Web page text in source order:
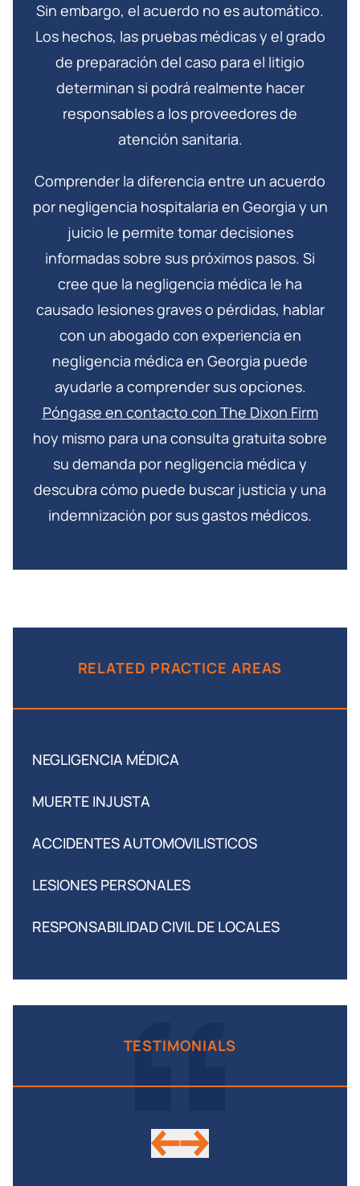
Sin embargo, el acuerdo no es automático.
Los hechos, las pruebas médicas y el grado
de preparación del caso para el litigio
determinan si podrá realmente hacer
responsables a los proveedores de
atención sanitaria.
Comprender la diferencia entre un acuerdo
por negligencia hospitalaria en Georgia y un
juicio le permite tomar decisiones
informadas sobre sus próximos pasos. Si
cree que la negligencia médica le ha
causado lesiones graves o pérdidas, hablar
con un abogado con experiencia en
negligencia médica en Georgia puede
ayudarle a comprender sus opciones.
Póngase en contacto con The Dixon Firm
hoy mismo para una consulta gratuita sobre
su demanda por negligencia médica y
descubra cómo puede buscar justicia y una
indemnización por sus gastos médicos.
RELATED PRACTICE AREAS
NEGLIGENCIA MÉDICA
MUERTE INJUSTA
ACCIDENTES AUTOMOVILISTICOS
LESIONES PERSONALES
RESPONSABILIDAD CIVIL DE LOCALES
TESTIMONIALS